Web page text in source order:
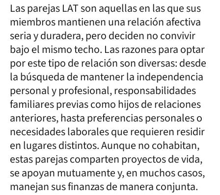
Las parejas LAT son aquellas en las que sus
miembros mantienen una relación afectiva
seria y duradera, pero deciden no convivir
bajo el mismo techo. Las razones para optar
por este tipo de relación son diversas: desde
la búsqueda de mantener la independencia
personal y profesional, responsabilidades
familiares previas como hijos de relaciones
anteriores, hasta preferencias personales o
necesidades laborales que requieren residir
en lugares distintos. Aunque no cohabitan,
estas parejas comparten proyectos de vida,
se apoyan mutuamente y, en muchos casos,
manejan sus finanzas de manera conjunta.